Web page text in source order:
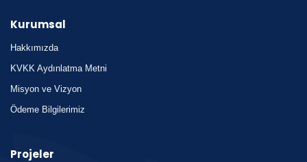
Kurumsal
Hakkımızda
KVKK Aydınlatma Metni
Misyon ve Vizyon
Ödeme Bilgilerimiz
Projeler